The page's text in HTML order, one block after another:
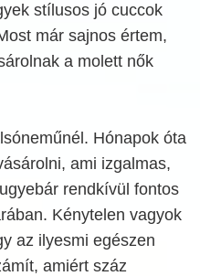
stílusos jó cuccok
már sajnos értem,
a molett nők
Hónapok óta
ami izgalmas,
rendkívül fontos
Kénytelen vagyok
az ilyesmi egészen
amiért száz